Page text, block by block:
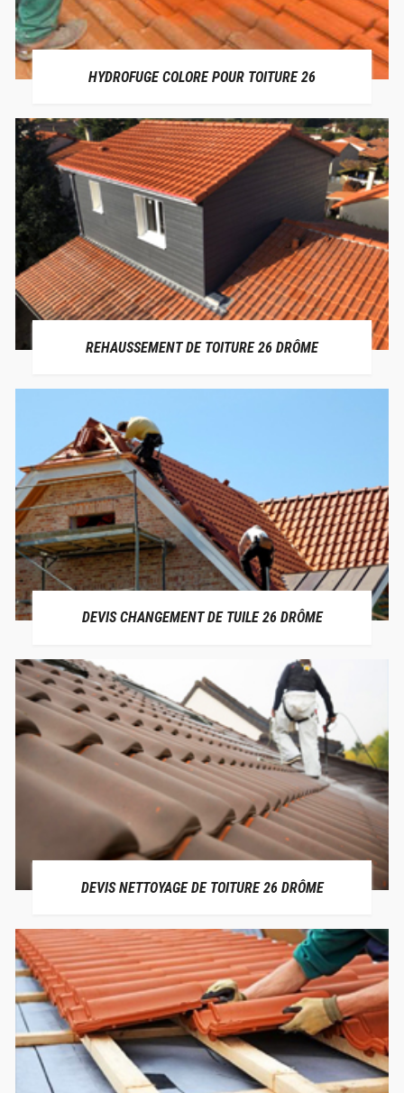
HYDROFUGE COLORE POUR TOITURE 26
REHAUSSEMENT DE TOITURE 26 DRÔME
DEVIS CHANGEMENT DE TUILE 26 DRÔME
DEVIS NETTOYAGE DE TOITURE 26 DRÔME